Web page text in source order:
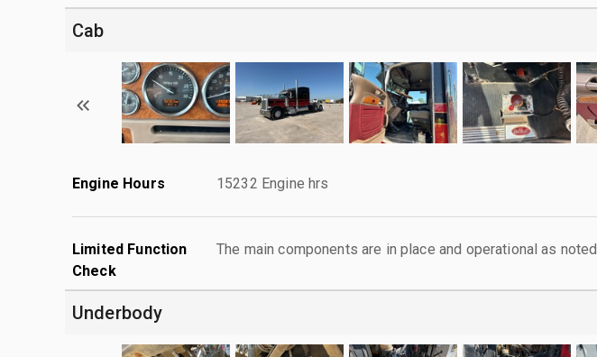
Cab
Engine Hours 15232 Engine hrs
Limited Function
Check
The main components are in place and operational as noted.
Underbody